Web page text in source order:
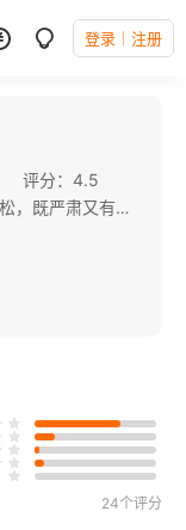
登录 注册
评分：4.5
全书包含52个既科学又轻松，既严肃又有趣的精致篇章，每章辅以诙谐生动的德式手绘彩插，以及生动简练的文字，总结了人们行动时常犯的错误，并指出如何去避开这些陷阱。
24个评分